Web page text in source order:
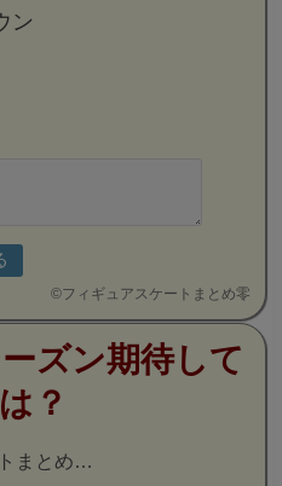
ン
©フィギュアスケートまとめ零
ズン期待して
？
まとめ…